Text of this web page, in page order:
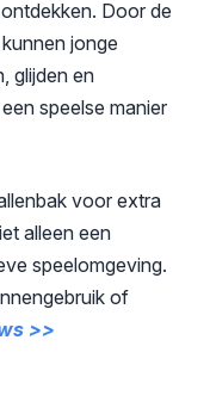
Door de
jonge
glijden en
speelse manier
voor extra
alleen een
speelomgeving.
of
>>